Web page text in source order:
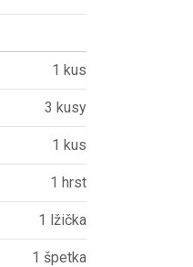
1 kus
3 kusy
1 kus
1 hrst
1 lžička
1 špetka